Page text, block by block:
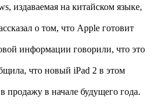
издаваемая на китайском языке,
о том, что Apple готовит
информации говорили, что это
что новый iPad 2 в этом
продажу в начале будущего года.